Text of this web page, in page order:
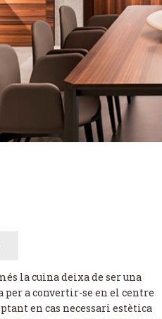
la cuina deixa de ser una
per a convertir-se en el centre
en cas necessari estètica